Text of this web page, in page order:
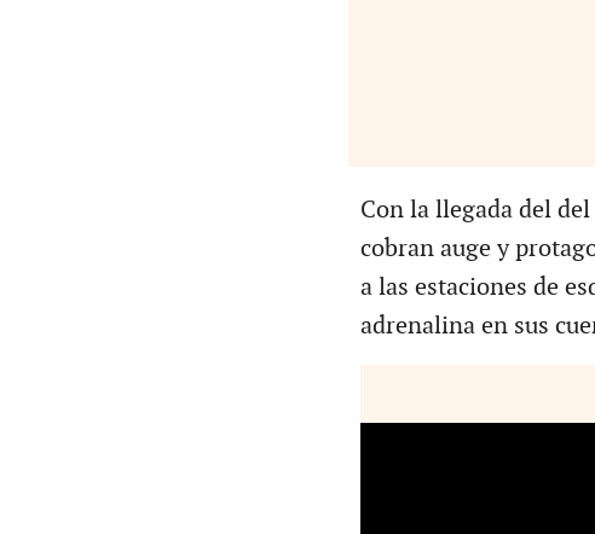
Con la llegada del
cobran auge y
a las estaciones de
adrenalina en sus